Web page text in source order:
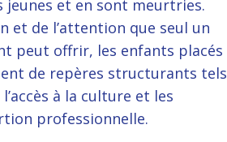
jeunes et en sont meurtries.
et de l’attention que seul un
peut offrir, les enfants placés
de repères structurants tels
à la culture et les
professionnelle.